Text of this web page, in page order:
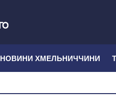
НОВИНИ ХМЕЛЬНИЧЧИНИ